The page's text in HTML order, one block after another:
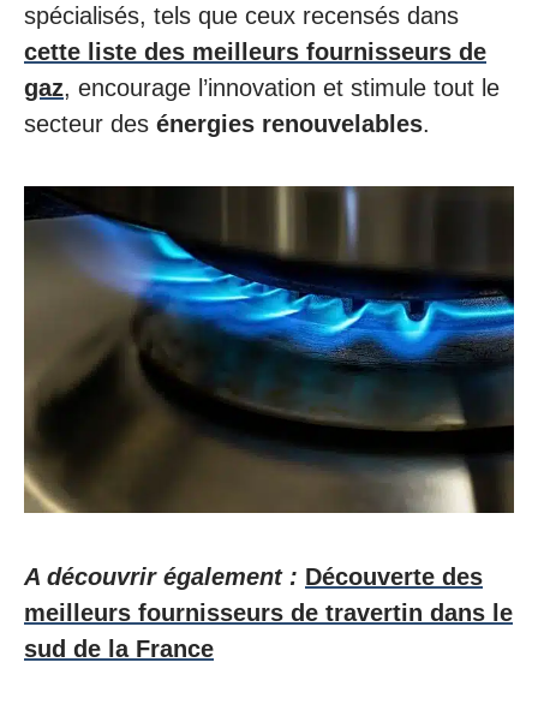
spécialisés, tels que ceux recensés dans
cette liste des meilleurs fournisseurs de
gaz, encourage l’innovation et stimule tout le
secteur des énergies renouvelables.
A découvrir également : Découverte des
meilleurs fournisseurs de travertin dans le
sud de la France